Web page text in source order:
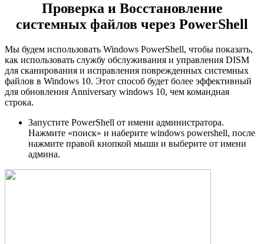
Проверка и Восстановление
системных файлов через PowerShell
Мы будем использовать Windows PowerShell, чтобы показать,
как использовать службу обслуживания и управления DISM
для сканирования и исправления поврежденных системных
файлов в Windows 10. Этот способ будет более эффективный
для обновления Anniversary windows 10, чем командная
строка.
Запустите PowerShell от имени администратора.
Нажмите «поиск» и наберите windows powershell, после
нажмите правой кнопкой мыши и выберите от имени
админа.